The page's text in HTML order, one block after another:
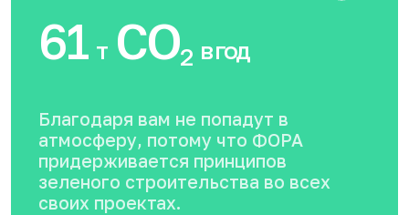
61 тCO2 в год
Благодаря вам не попадут в
атмосферу, потому что ФОРА
придерживается принципов
зеленого строительства во всех
своих проектах.